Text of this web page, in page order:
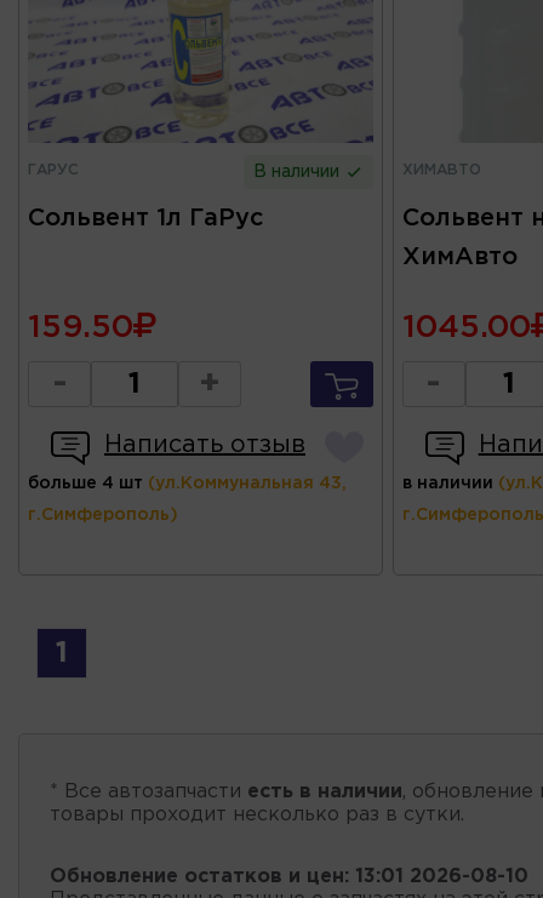
ГАРУС В наличии
Сольвент 1л ГаРус
159.50
- +
Написать отзыв
больше 4 шт (ул.Коммунальная 43,
г.Симферополь)
ХИМАВТО
Сольвент
ХимАвто
1045.00
-
в наличии
1
* Все автозапчасти есть в наличии, обновление
товары проходит несколько раз в сутки.
Обновление остатков и цен: 13:01 2026-08-10